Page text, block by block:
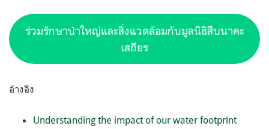
ร่วมรักษาป่าใหญ่และสิ่งแวดล้อมกับมูลนิธิสืบนาคะ
เสถียร
อ้างอิง
Understanding the impact of our water footprint